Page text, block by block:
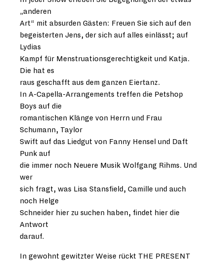
„anderen
Art“ mit absurden Gästen: Freuen Sie sich auf den
begeisterten Jens, der sich auf alles einlässt; auf
Lydias
Kampf für Menstruationsgerechtigkeit und Katja.
Die hat es
raus geschafft aus dem ganzen Eiertanz.
In A-Capella-Arrangements treffen die Petshop
Boys auf die
romantischen Klänge von Herrn und Frau
Schumann, Taylor
Swift auf das Liedgut von Fanny Hensel und Daft
Punk auf
die immer noch Neuere Musik Wolfgang Rihms. Und
wer
sich fragt, was Lisa Stansfield, Camille und auch
noch Helge
Schneider hier zu suchen haben, findet hier die
Antwort
darauf.
In gewohnt gewitzter Weise rückt THE PRESENT